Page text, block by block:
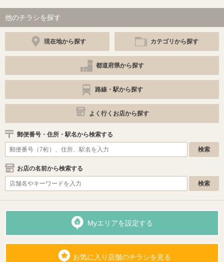
他のチラシを探す
現在地から探す カテゴリから探す
都道府県から探す
路線・駅から探す
よく行くお店から探す
郵便番号・住所・駅名から検索する
お店の名前から検索する
Myエリアを設定する
お気に入り店舗のチラシを見る